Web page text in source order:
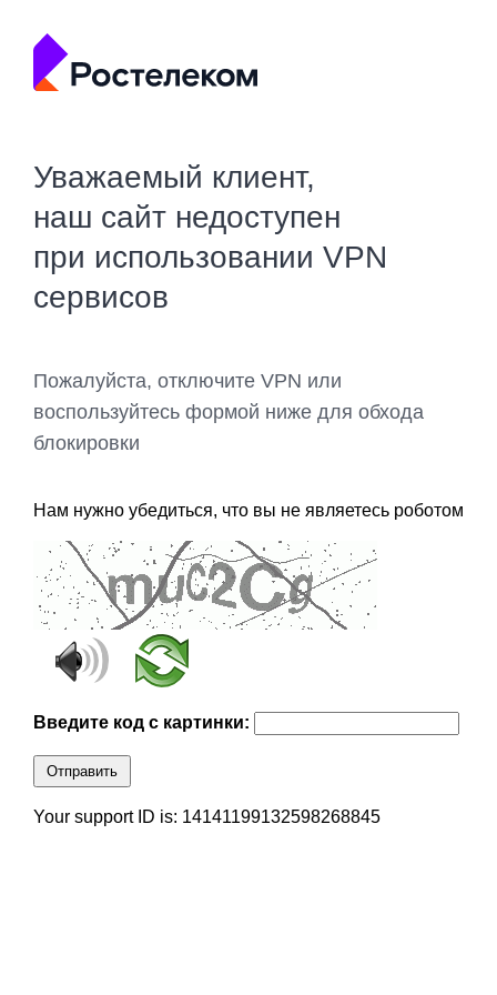
Уважаемый клиент,
наш сайт недоступен
при использовании VPN
сервисов
Пожалуйста, отключите VPN или
воспользуйтесь формой ниже для обхода
блокировки
Нам нужно убедиться, что вы не являетесь роботом
Введите код с картинки:
Отправить
Your support ID is: 14141199132598268845